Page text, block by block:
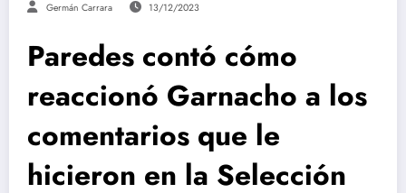
Germán Carrara 13/12/2023
Paredes contó cómo
reaccionó Garnacho a los
comentarios que le
hicieron en la Selección